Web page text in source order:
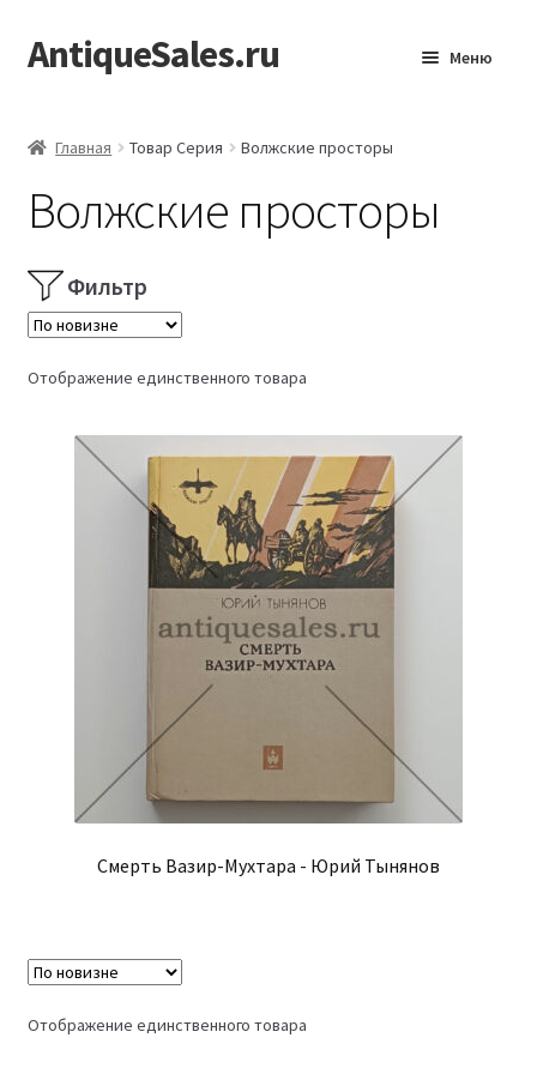
Перейти
к
Перейти
к
AntiqueSales.ru Меню
Главная Товар Серия Волжские просторы
Волжские просторы
Фильтр
Отображение единственного товара
Смерть Вазир-Мухтара - Юрий Тынянов
Отображение единственного товара